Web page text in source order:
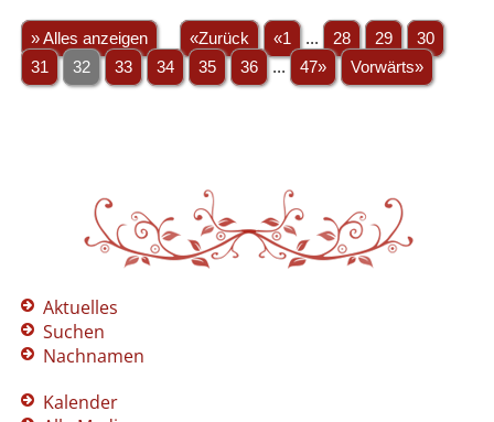
» Alles anzeigen «Zurück «1 ... 28 29
30
31
32 33 34 35 36 ... 47» Vorwärts»
Aktuelles
Suchen
Nachnamen
Kalender